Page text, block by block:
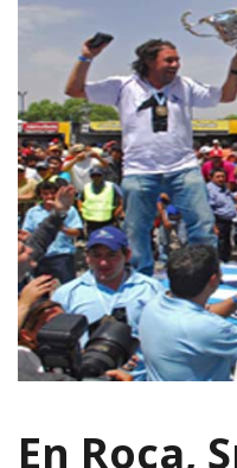
En Roca,